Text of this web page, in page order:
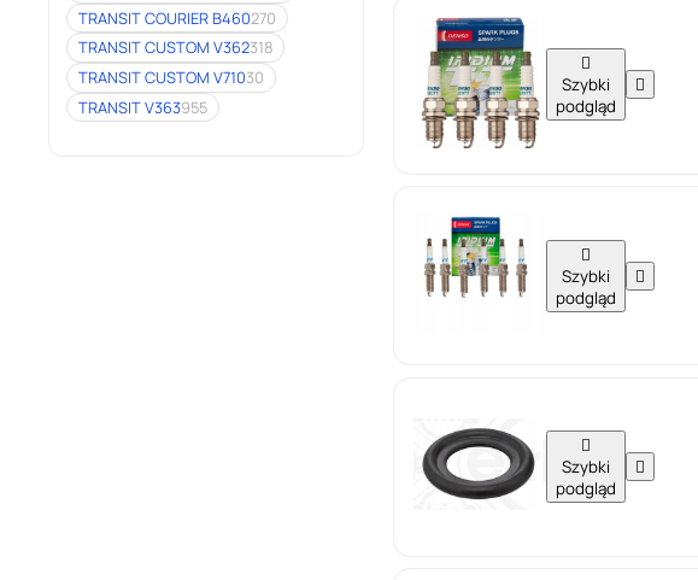
TRANSIT COURIER B460270
TRANSIT CUSTOM V362318
TRANSIT CUSTOM V71030
TRANSIT V363955

Szybki
podgląd


Szybki
podgląd


Szybki
podgląd
